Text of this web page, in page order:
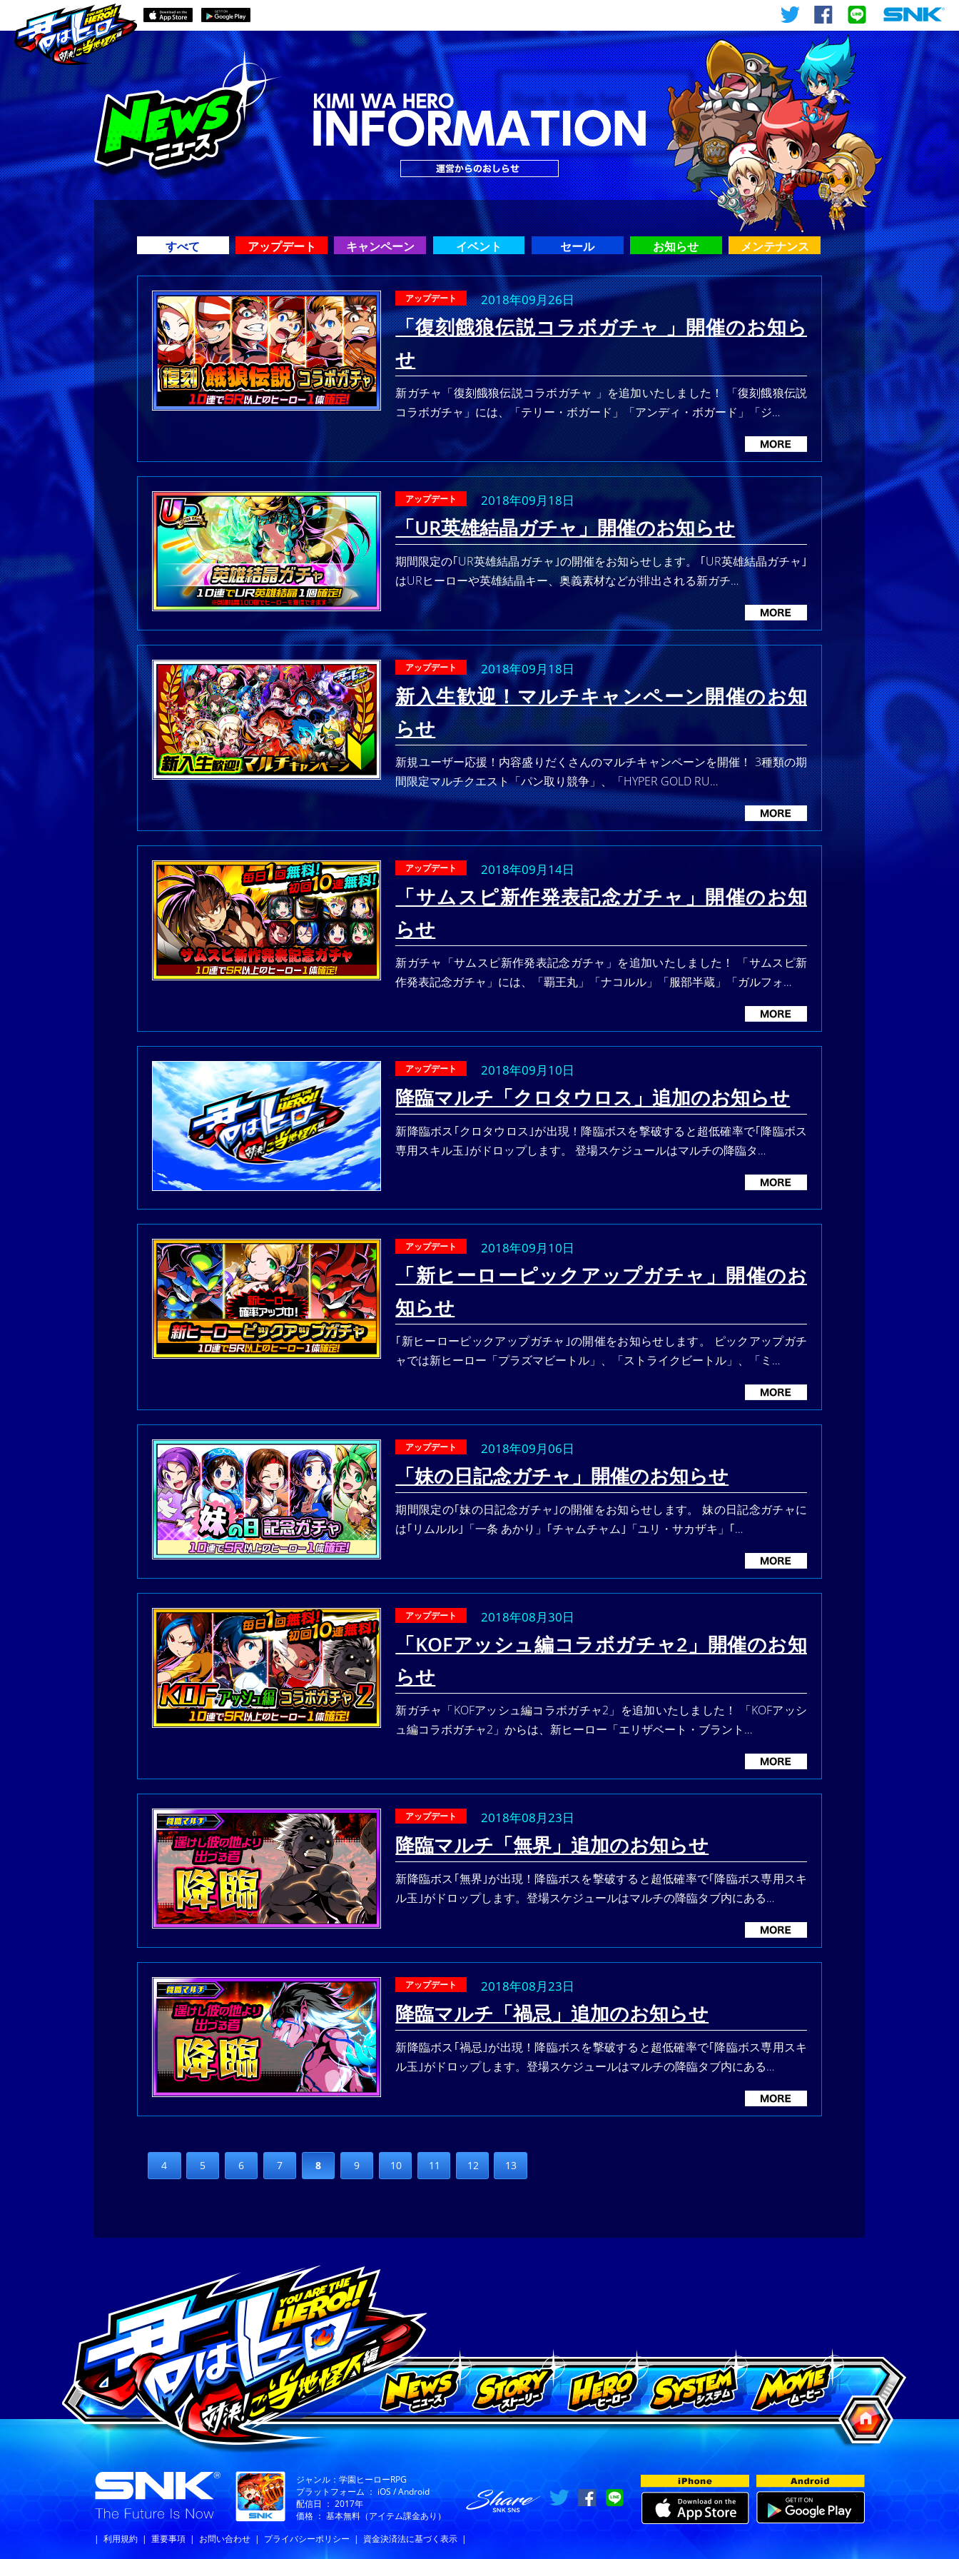
すべて アップデート キャンペーン イベント セール お知らせ メンテナンス
2018年09月26日
アップデート
「復刻餓狼伝説コラボガチャ 」開催のお知ら
せ
新ガチャ「復刻餓狼伝説コラボガチャ 」を追加いたしました！ 「復刻餓狼伝説
コラボガチャ」には、「テリー・ボガード」「アンディ・ボガード」「ジ…
2018年09月18日
アップデート
「UR英雄結晶ガチャ」開催のお知らせ
期間限定の｢UR英雄結晶ガチャ｣の開催をお知らせします。 ｢UR英雄結晶ガチャ｣
はURヒーローや英雄結晶キー、奥義素材などが排出される新ガチ…
2018年09月18日
アップデート
新入生歓迎！マルチキャンペーン開催のお知
らせ
新規ユーザー応援！内容盛りだくさんのマルチキャンペーンを開催！ 3種類の期
間限定マルチクエスト「パン取り競争」、「HYPER GOLD RU…
2018年09月14日
アップデート
「サムスピ新作発表記念ガチャ」開催のお知
らせ
新ガチャ「サムスピ新作発表記念ガチャ」を追加いたしました！ 「サムスピ新
作発表記念ガチャ」には、「覇王丸」「ナコルル」「服部半蔵」「ガルフォ…
2018年09月10日
アップデート
降臨マルチ「クロタウロス」追加のお知らせ
新降臨ボス｢クロタウロス｣が出現！降臨ボスを撃破すると超低確率で｢降臨ボス
専用スキル玉｣がドロップします。 登場スケジュールはマルチの降臨タ…
2018年09月10日
アップデート
「新ヒーローピックアップガチャ」開催のお
知らせ
｢新ヒーローピックアップガチャ｣の開催をお知らせします。 ピックアップガチ
ャでは新ヒーロー「プラズマビートル」、「ストライクビートル」、「ミ…
2018年09月06日
アップデート
「妹の日記念ガチャ」開催のお知らせ
期間限定の｢妹の日記念ガチャ｣の開催をお知らせします。 妹の日記念ガチャに
は｢リムルル｣「一条 あかり」｢チャムチャム｣「ユリ・サカザキ」｢…
2018年08月30日
アップデート
「KOFアッシュ編コラボガチャ2」開催のお知
らせ
新ガチャ「KOFアッシュ編コラボガチャ2」を追加いたしました！ 「KOFアッシ
ュ編コラボガチャ2」からは、新ヒーロー「エリザベート・ブラント…
2018年08月23日
アップデート
降臨マルチ「無界」追加のお知らせ
新降臨ボス｢無界｣が出現！降臨ボスを撃破すると超低確率で｢降臨ボス専用スキ
ル玉｣がドロップします。登場スケジュールはマルチの降臨タブ内にある…
2018年08月23日
アップデート
降臨マルチ「禍忌」追加のお知らせ
新降臨ボス｢禍忌｣が出現！降臨ボスを撃破すると超低確率で｢降臨ボス専用スキ
ル玉｣がドロップします。登場スケジュールはマルチの降臨タブ内にある…
4 5 6 7 8 9 10 11 12 13
ジャンル：学園ヒーローRPG
プラットフォーム ： iOS / Android
配信日 ： 2017年
価格 ： 基本無料（アイテム課金あり）
| 利用規約 | 重要事項 | お問い合わせ | プライバシーポリシー | 資金決済法に基づく表示 |